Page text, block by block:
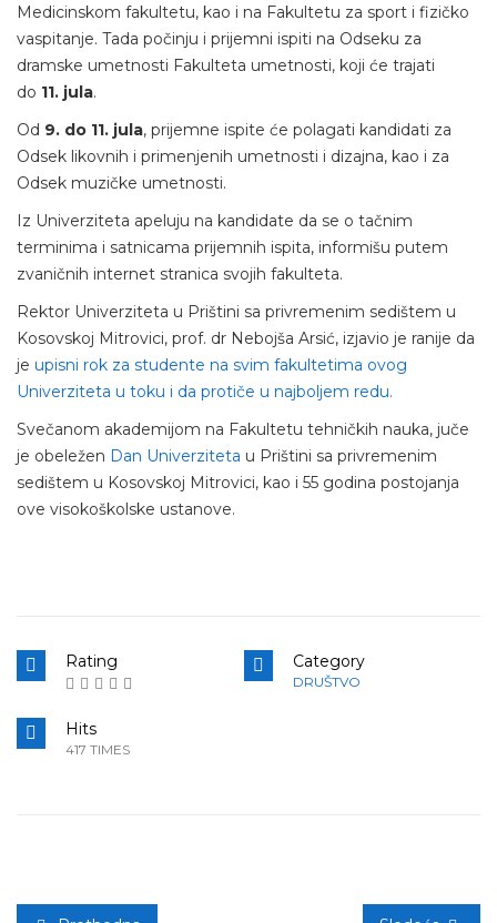
Medicinskom fakultetu, kao i na Fakultetu za sport i fizičko
vaspitanje. Tada počinju i prijemni ispiti na Odseku za
dramske umetnosti Fakulteta umetnosti, koji će trajati
do 11. jula.
Od 9. do 11. jula, prijemne ispite će polagati kandidati za
Odsek likovnih i primenjenih umetnosti i dizajna, kao i za
Odsek muzičke umetnosti.
Iz Univerziteta apeluju na kandidate da se o tačnim
terminima i satnicama prijemnih ispita, informišu putem
zvaničnih internet stranica svojih fakulteta.
Rektor Univerziteta u Prištini sa privremenim sedištem u
Kosovskoj Mitrovici, prof. dr Nebojša Arsić, izjavio je ranije da
je upisni rok za studente na svim fakultetima ovog
Univerziteta u toku i da protiče u najboljem redu.
Svečanom akademijom na Fakultetu tehničkih nauka, juče
je obeležen Dan Univerziteta u Prištini sa privremenim
sedištem u Kosovskoj Mitrovici, kao i 55 godina postojanja
ove visokoškolske ustanove.
Rating Category
DRUŠTVO
Hits
417 TIMES